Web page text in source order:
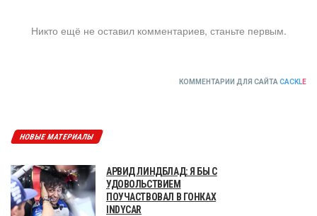
Никто ещё не оставил комментариев, станьте первым.
КОММЕНТАРИИ ДЛЯ САЙТА CACKLE
НОВЫЕ МАТЕРИАЛЫ
АРВИД ЛИНДБЛАД: Я БЫ С
УДОВОЛЬСТВИЕМ
ПОУЧАСТВОВАЛ В ГОНКАХ
INDYCAR